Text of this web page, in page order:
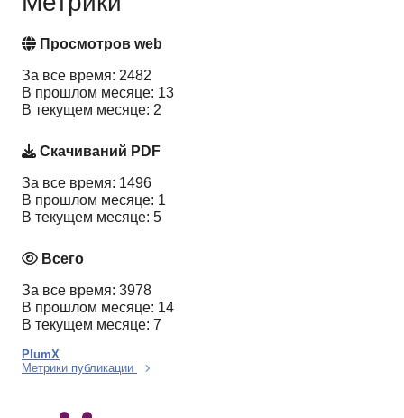
Просмотров web
За все время: 2482
В прошлом месяце: 13
В текущем месяце: 2
Скачиваний PDF
За все время: 1496
В прошлом месяце: 1
В текущем месяце: 5
Всего
За все время: 3978
В прошлом месяце: 14
В текущем месяце: 7
PlumX
Метрики публикации